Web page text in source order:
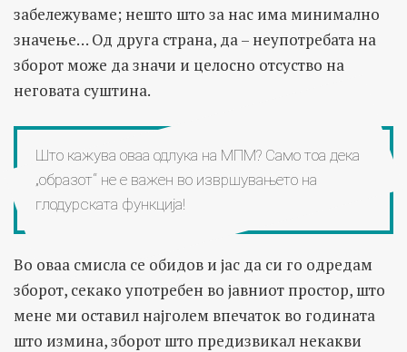
забележуваме; нешто што за нас има минимално
значење… Од друга страна, да – неупотребата на
зборот може да значи и целосно отсуство на
неговата суштина.
Што кажува оваа одлука на МПМ? Само тоа дека
„образот“ не е важен во извршувањето на
глодурската функција!
Во оваа смисла се обидов и јас да си го одредам
зборот, секако употребен во јавниот простор, што
мене ми оставил најголем впечаток во годината
што измина, зборот што предизвикал некакви